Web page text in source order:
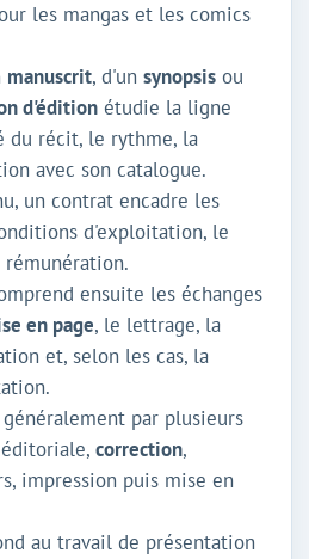
les mangas et les comics
manuscrit, d'un synopsis ou
d'édition étudie la ligne
du récit, le rythme, la
avec son catalogue.
un contrat encadre les
d'exploitation, le
ensuite les échanges
en page, le lettrage, la
et, selon les cas, la
généralement par plusieurs
correction,
impression puis mise en
au travail de présentation